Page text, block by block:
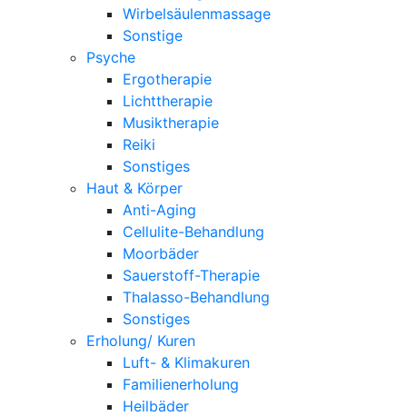
Wirbelsäulenmassage
Sonstige
Psyche
Ergotherapie
Lichttherapie
Musiktherapie
Reiki
Sonstiges
Haut & Körper
Anti-Aging
Cellulite-Behandlung
Moorbäder
Sauerstoff-Therapie
Thalasso-Behandlung
Sonstiges
Erholung/ Kuren
Luft- & Klimakuren
Familienerholung
Heilbäder